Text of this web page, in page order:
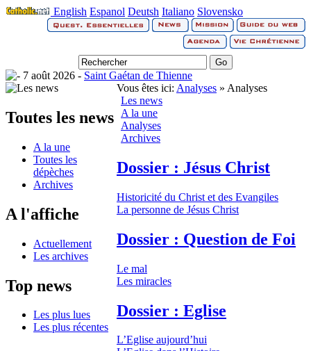
English Espanol Deutsh Italiano Slovensko
7 août 2026 - Saint Gaétan de Thienne
Toutes les news
A la une
Toutes les
dépèches
Archives
A l'affiche
Actuellement
Les archives
Top news
Les plus lues
Les plus récentes
Vous êtes ici: Analyses » Analyses
Les news
A la une
Analyses
Archives
Dossier : Jésus Christ
Historicité du Christ et des Evangiles
La personne de Jésus Christ
Dossier : Question de Foi
Le mal
Les miracles
Dossier : Eglise
L’Eglise aujourd’hui